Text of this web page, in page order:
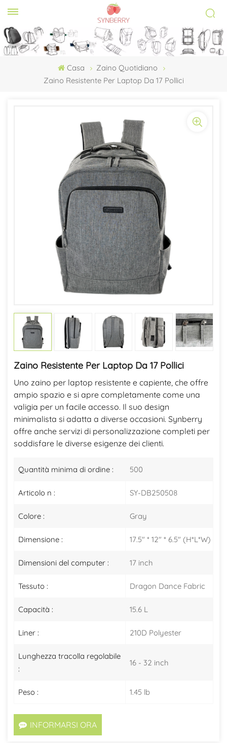
Casa
Zaino Quotidiano
Zaino Resistente Per Laptop Da 17 Pollici
Zaino Resistente Per Laptop Da 17 Pollici
Uno zaino per laptop resistente e capiente, che offre
ampio spazio e si apre completamente come una
valigia per un facile accesso. Il suo design
minimalista si adatta a diverse occasioni. Synberry
offre anche servizi di personalizzazione completi per
soddisfare le diverse esigenze dei clienti.
Quantità minima di ordine : 500
Articolo n : SY-DB250508
Colore : Gray
Dimensione : 17.5" * 12" * 6.5" (H*L*W)
Dimensioni del computer : 17 inch
Tessuto : Dragon Dance Fabric
Capacità : 15.6 L
Liner : 210D Polyester
Lunghezza tracolla regolabile
:
16 - 32 inch
Peso : 1.45 lb
INFORMARSI ORA